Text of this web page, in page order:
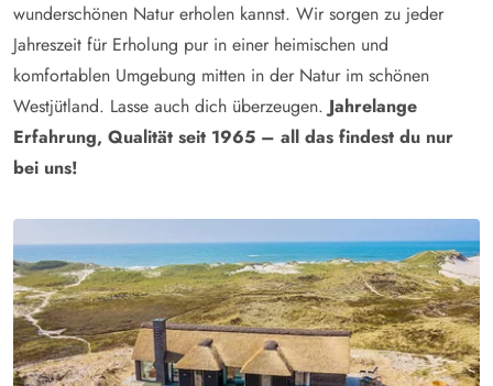
wunderschönen Natur erholen kannst. Wir sorgen zu jeder
Jahreszeit für Erholung pur in einer heimischen und
komfortablen Umgebung mitten in der Natur im schönen
Westjütland. Lasse auch dich überzeugen. Jahrelange
Erfahrung, Qualität seit 1965 – all das findest du nur
bei uns!